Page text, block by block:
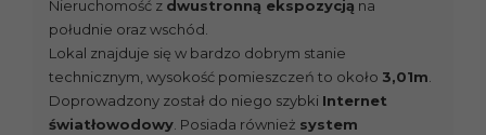
Nieruchomość z dwustronną ekspozycją na
południe oraz wschód.
Lokal znajduje się w bardzo dobrym stanie
technicznym, wysokość pomieszczeń to około 3,01m
Doprowadzony został do niego szybki Internet
światłowodowy . Posiada również system